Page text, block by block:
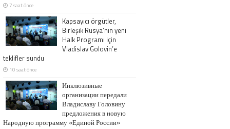
7 saat önce
Kapsayıcı örgütler,
Birleşik Rusya’nın yeni
Halk Programı için
Vladislav Golovin’e
teklifler sundu
10 saat önce
Инклюзивные
организации передали
Владиславу Головину
предложения в новую
Народную программу «Единой России»